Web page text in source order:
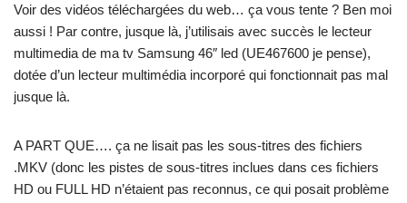
Voir des vidéos téléchargées du web… ça vous tente ? Ben moi
aussi ! Par contre, jusque là, j’utilisais avec succès le lecteur
multimedia de ma tv Samsung 46″ led (UE467600 je pense),
dotée d’un lecteur multimédia incorporé qui fonctionnait pas mal
jusque là.
A PART QUE…. ça ne lisait pas les sous-titres des fichiers
.MKV (donc les pistes de sous-titres inclues dans ces fichiers
HD ou FULL HD n’étaient pas reconnus, ce qui posait problème